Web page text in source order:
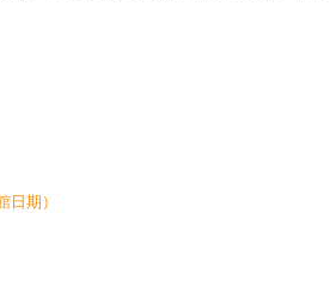
日期）